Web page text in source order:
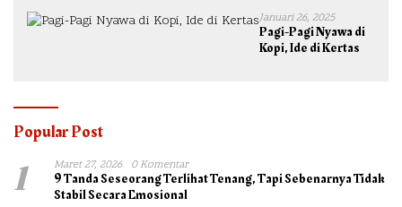
Januari 26, 2025
Pagi-Pagi Nyawa di
Kopi, Ide di Kertas
Popular Post
1 Maret 27, 2026 0 Komentar
9 Tanda Seseorang Terlihat Tenang, Tapi Sebenarnya Tidak
Stabil Secara Emosional